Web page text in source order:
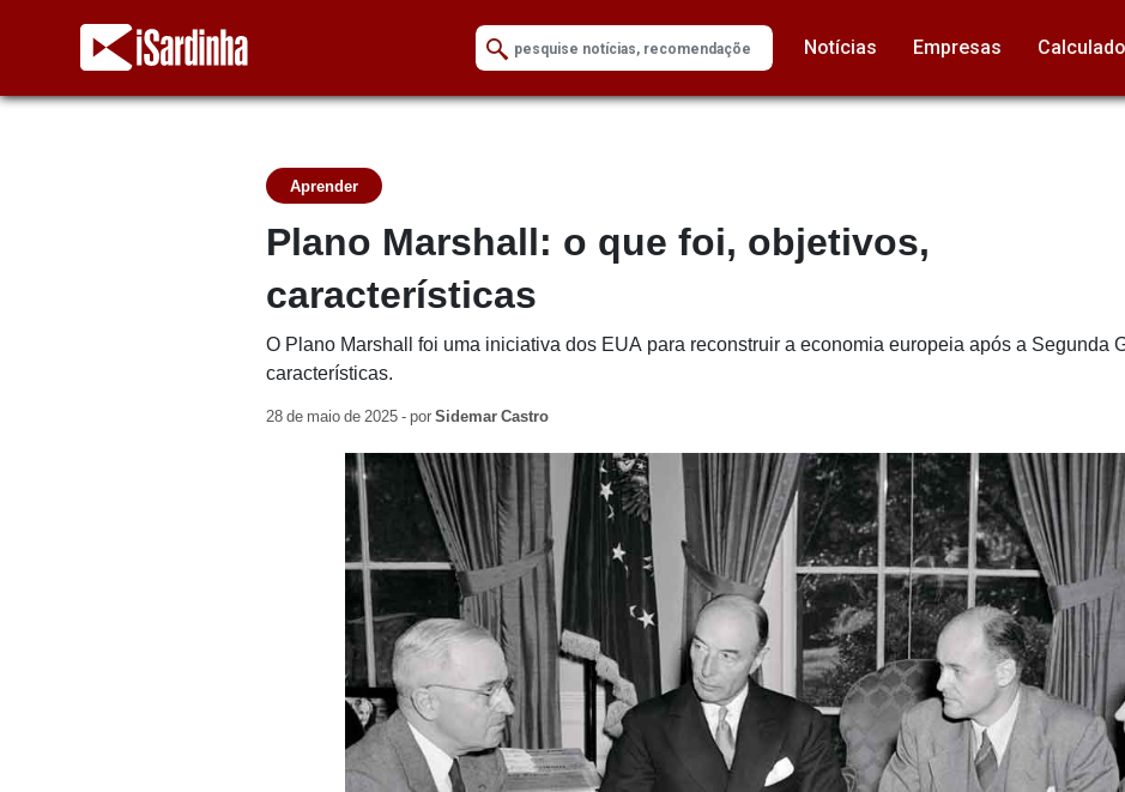
Notícias Empresas
Aprender
Plano Marshall: o que foi, objetivos,
características
O Plano Marshall foi uma iniciativa dos EUA para reconstruir a economia europeia após a Segunda
características.
28 de maio de 2025 - porSidemar Castro